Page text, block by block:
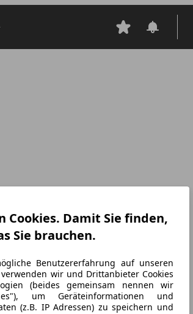
Cookies. Damit Sie finden,
Sie brauchen.
Benutzererfahrung auf unseren
wir und Drittanbieter Cookies
(beides gemeinsam nennen wir
um Geräteinformationen und
(z.B. IP Adressen) zu speichern und